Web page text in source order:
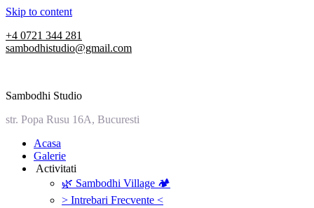
Skip to content
+4 0721 344 281
sambodhistudio@gmail.com
Sambodhi Studio
str. Popa Rusu 16A, Bucuresti
‎Acasa
Galerie
‎ ‎Activitati‎
🌿 Sambodhi Village 🏕️
> Intrebari Frecvente <